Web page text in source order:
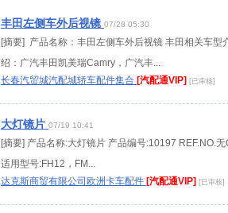
丰田左侧车外后视镜 07/28 05:30
[摘要] 产品名称：丰田左侧车外后视镜 丰田相关车型
绍：广汽丰田凯美瑞Camry，广汽丰...
长春汽贸城汽配城轿车配件集合 [汽配通VIP] [已审核]
大灯镜片 07/19 10:41
[摘要] 产品名称:大灯镜片 产品编号:10197 REF.NO.无
适用型号:FH12，FM...
达克斯商贸有限公司欧洲卡车配件 [汽配通VIP] [已审核]